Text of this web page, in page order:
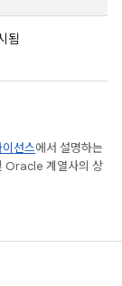
됨
선스에서 설명하는
Oracle 계열사의 상